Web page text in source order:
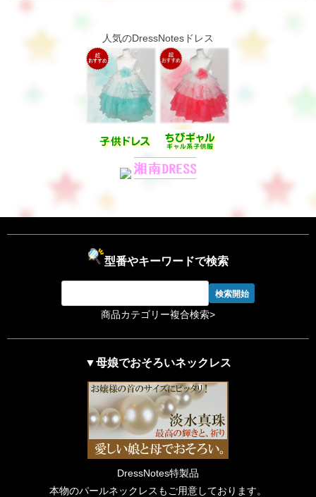
人気のDressNotesドレス
型番やキーワードで検索
商品カテゴリー複合検索>
▼母娘でおそろいネックレス
DressNotes特製品
本物のパールネックレスもご用意しております。